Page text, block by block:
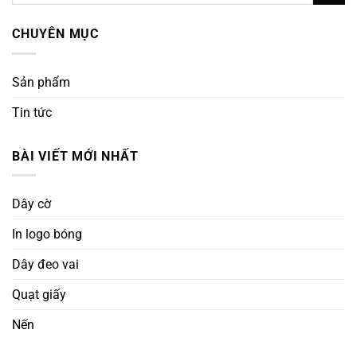
CHUYÊN MỤC
Sản phẩm
Tin tức
BÀI VIẾT MỚI NHẤT
Dây cờ
In logo bóng
Dây đeo vai
Quạt giấy
Nến